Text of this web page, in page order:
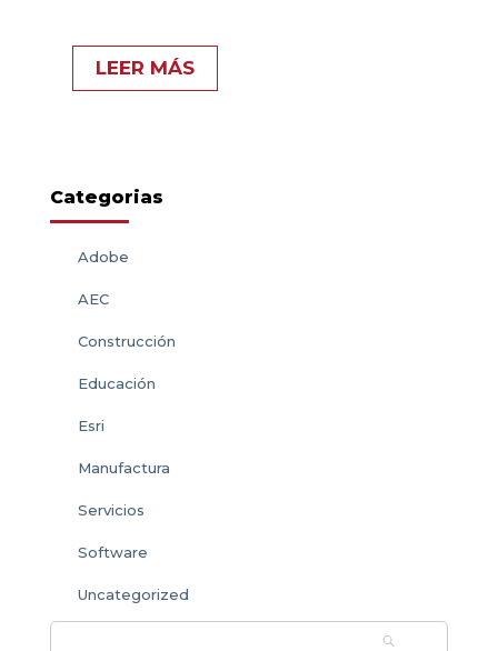
LEER MÁS
Categorias
Adobe
AEC
Construcción
Educación
Esri
Manufactura
Servicios
Software
Uncategorized